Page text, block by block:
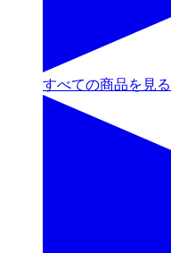
すべての商品を見る